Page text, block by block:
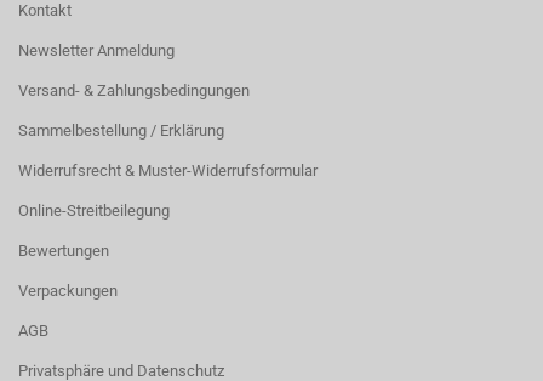
Kontakt
Newsletter Anmeldung
Versand- & Zahlungsbedingungen
Sammelbestellung / Erklärung
Widerrufsrecht & Muster-Widerrufsformular
Online-Streitbeilegung
Bewertungen
Verpackungen
AGB
Privatsphäre und Datenschutz